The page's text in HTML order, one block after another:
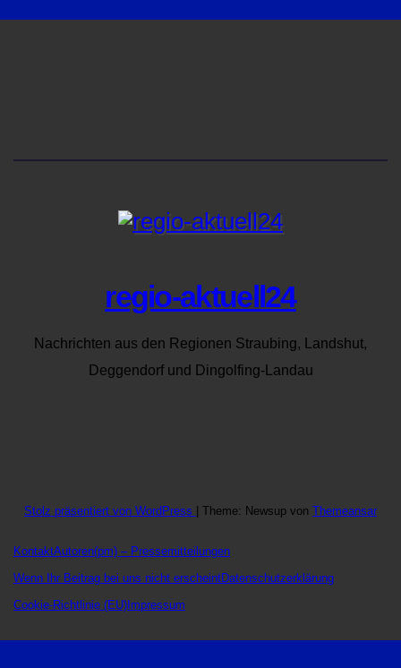
regio-aktuell24
Nachrichten aus den Regionen Straubing, Landshut,
Deggendorf und Dingolfing-Landau
Stolz präsentiert von WordPress Theme: Newsup von Themeansar
KontaktAutoren(pm) – Pressemitteilungen
Wenn Ihr Beitrag bei uns nicht erscheintDatenschutzerklärung
Cookie-Richtlinie (EU) Impressum